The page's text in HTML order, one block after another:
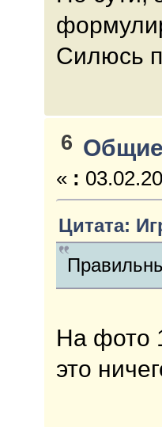
Силюсь
6
« :
Цитата:
На фото
это